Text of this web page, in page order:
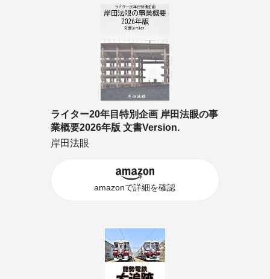
ライター20年目特別企画 岸田法眼の事
業概要2026年版 文書Version.
岸田法眼
amazonで詳細を確認